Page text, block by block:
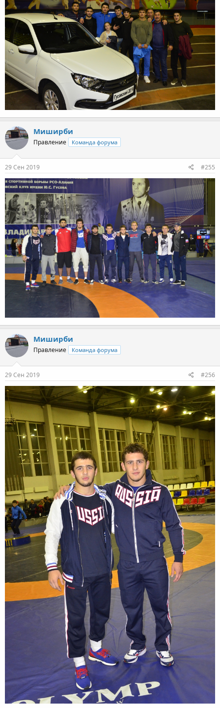
Миширби
Правление Команда форума
29 Сен 2019 #255
Миширби
Правление Команда форума
29 Сен 2019 #256